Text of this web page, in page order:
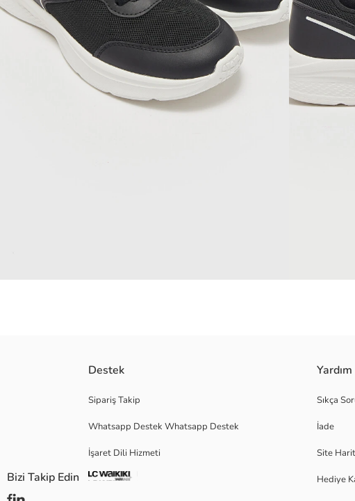
Destek
Sipariş Takip
Whatsapp Destek Whatsapp Destek
İşaret Dili Hizmeti
Yardım
Sıkça
İade
Site
Hediye
Bizi Takip Edin